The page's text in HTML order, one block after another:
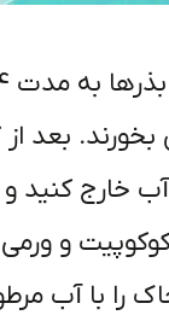
۲ –
بعد از
کنید و
و ورمی
با آب مرطوب